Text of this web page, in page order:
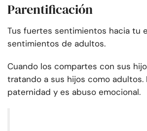
Parentificación
Tus fuertes sentimientos hacia tu
sentimientos de adultos.
Cuando los compartes con sus
tratando a sus hijos como adultos.
paternidad y es abuso emocional.